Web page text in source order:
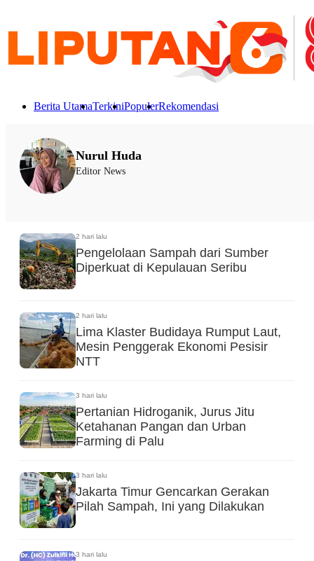
Berita UtamaTerkiniPopulerRekomendasi
Nurul Huda
Editor News
2 hari lalu
Pengelolaan Sampah dari Sumber
Diperkuat di Kepulauan Seribu
2 hari lalu
Lima Klaster Budidaya Rumput Laut,
Mesin Penggerak Ekonomi Pesisir
NTT
3 hari lalu
Pertanian Hidroganik, Jurus Jitu
Ketahanan Pangan dan Urban
Farming di Palu
3 hari lalu
Jakarta Timur Gencarkan Gerakan
Pilah Sampah, Ini yang Dilakukan
3 hari lalu